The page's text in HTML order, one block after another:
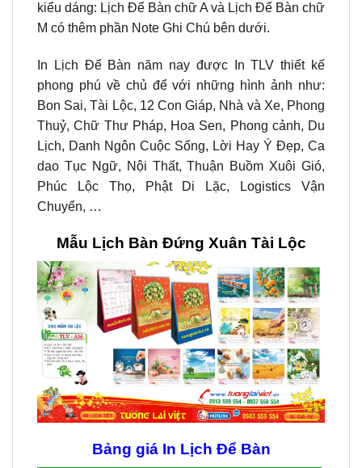
kiểu dáng: Lịch Để Bàn chữ A và Lịch Để Bàn chữ
M có thêm phần Note Ghi Chú bên dưới.
In Lịch Để Bàn năm nay được In TLV thiết kế
phong phú về chủ để với những hình ảnh như:
Bon Sai, Tài Lộc, 12 Con Giáp, Nhà và Xe, Phong
Thuỷ, Chữ Thư Pháp, Hoa Sen, Phong cảnh, Du
Lịch, Danh Ngôn Cuộc Sống, Lời Hay Ý Đẹp, Ca
dao Tục Ngữ, Nội Thất, Thuận Buồm Xuôi Gió,
Phúc Lộc Thọ, Phật Di Lặc, Logistics Vận
Chuyển, …
Mẫu Lịch Bàn Đứng Xuân Tài Lộc
Bảng giá In Lịch Để Bàn